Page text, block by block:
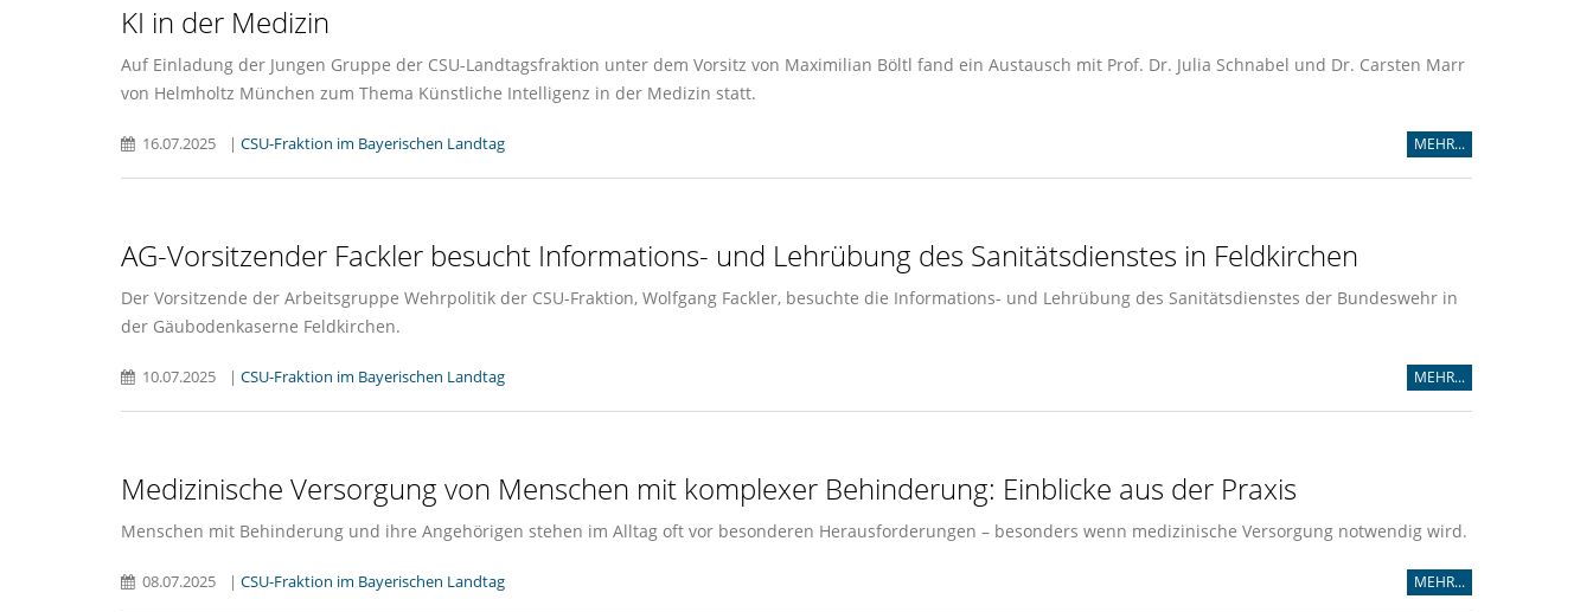
KI in der Medizin
Auf Einladung der Jungen Gruppe der CSU-Landtagsfraktion unter dem Vorsitz von Maximilian Böltl fand ein Austausch mit Prof. Dr. Julia Schnabel und Dr. Carsten Marr
von Helmholtz München zum Thema Künstliche Intelligenz in der Medizin statt.
16.07.2025 | CSU-Fraktion im Bayerischen Landtag MEHR...
AG-Vorsitzender Fackler besucht Informations- und Lehrübung des Sanitätsdienstes in Feldkirchen
Der Vorsitzende der Arbeitsgruppe Wehrpolitik der CSU-Fraktion, Wolfgang Fackler, besuchte die Informations- und Lehrübung des Sanitätsdienstes der Bundeswehr in
der Gäubodenkaserne Feldkirchen.
10.07.2025 | CSU-Fraktion im Bayerischen Landtag MEHR...
Medizinische Versorgung von Menschen mit komplexer Behinderung: Einblicke aus der Praxis
Menschen mit Behinderung und ihre Angehörigen stehen im Alltag oft vor besonderen Herausforderungen – besonders wenn medizinische Versorgung notwendig wird.
08.07.2025 | CSU-Fraktion im Bayerischen Landtag MEHR...